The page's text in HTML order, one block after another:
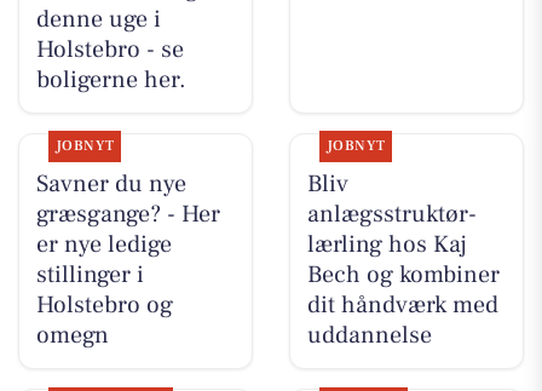
denne uge i
Holstebro - se
boligerne her.
JOBNYT
Savner du nye
græsgange? - Her
er nye ledige
stillinger i
Holstebro og
omegn
JOBNYT
Bliv
anlægsstruktør-
lærling hos Kaj
Bech og kombiner
dit håndværk med
uddannelse